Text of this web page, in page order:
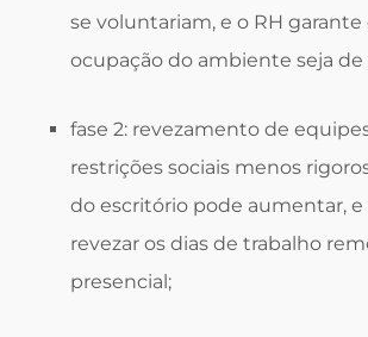
se voluntariam, e o RH garante
ocupação do ambiente seja de
fase 2: revezamento de
restrições sociais menos
do escritório pode aumentar,
revezar os dias de trabalho
presencial;